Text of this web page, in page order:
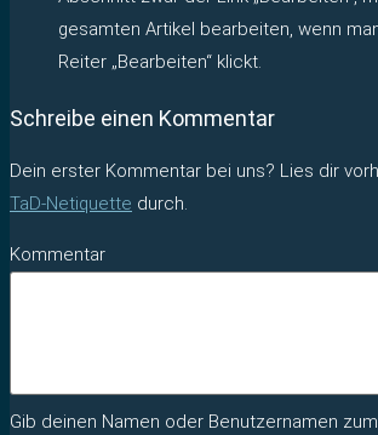
gesamten Artikel bearbeiten, wenn
Reiter „Bearbeiten“ klickt.
Schreibe einen Kommentar
Dein erster Kommentar bei uns? Lies dir
TaD-Netiquette durch.
Kommentar
Gib deinen Namen oder Benutzernamen